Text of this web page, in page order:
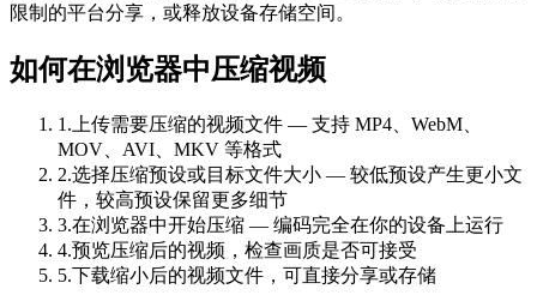
限制的平台分享，或释放设备存储空间。
如何在浏览器中压缩视频
1 . 上传需要压缩的视频文件 — 支持 MP4、WebM、
MOV、AVI、MKV 等格式
2.选择压缩预设或目标文件大小 — 较低预设产生更小文
件，较高预设保留更多细节
3.在浏览器中开始压缩 — 编码完全在你的设备上运行
4.预览压缩后的视频，检查画质是否可接受
5.下载缩小后的视频文件，可直接分享或存储